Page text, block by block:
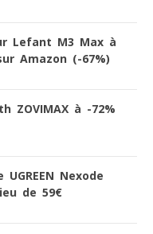
Lefant M3 Max à
Amazon (-67%)
ZOVIMAX à -72%
Nexode
de 59€